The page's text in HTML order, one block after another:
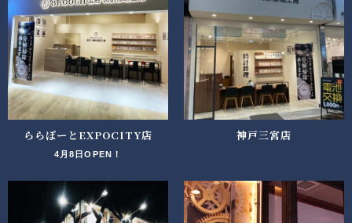
ららぽーとEXPOCITY店
4月8日OPEN！
神戸三宮店